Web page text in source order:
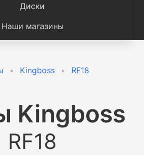
Диски
Наши магазины
Kingboss
RF18
Kingboss
RF18